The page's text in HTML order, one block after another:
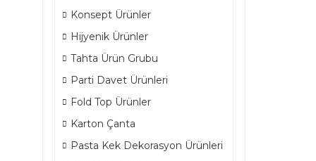
Konsept Ürünler
Hijyenik Ürünler
Tahta Ürün Grubu
Parti Davet Ürünleri
Fold Top Ürünler
Karton Çanta
Pasta Kek Dekorasyon Ürünleri